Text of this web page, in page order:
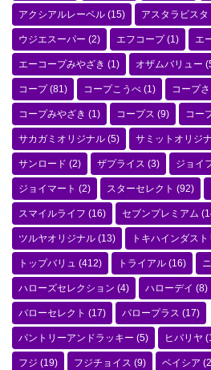
アクシアルレーベル (15) アスタラビスタ
ウジエスーパー (2) エフコープ(1) エ
エーコープみやざき (1) オザムバリュー
コープ(81) コープこうべ (1) コープ
コープみやざき (1) コープス (9) コー
サカガミオリジナル (5) サミットオリジ
サンロード (2) ザプライス (3) ジョイ
ジョイマート (2) スターセレクト (92)
スマイルライフ (16) セブンプレミアム
ツルヤオリジナル (13) トキハインダスト
トップバリュ (412) トライアル (16)
ハローズセレクション (4) ハローデイ (8)
バローセレクト (17) バロープラス (17)
パントリーアンドラッキー (5) ヒバリヤ
フジ (19) フジチョイス (9) ベイシア